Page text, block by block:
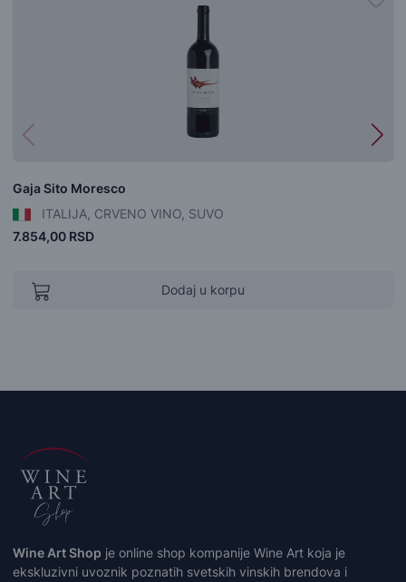
Gaja Sito Moresco
ITALIJA, CRVENO VINO, SUVO
7.854,00 RSD
Dodaj u korpu
Wine Art Shop je online shop kompanije Wine Art koja je
ekskluzivni uvoznik poznatih svetskih vinskih brendova i